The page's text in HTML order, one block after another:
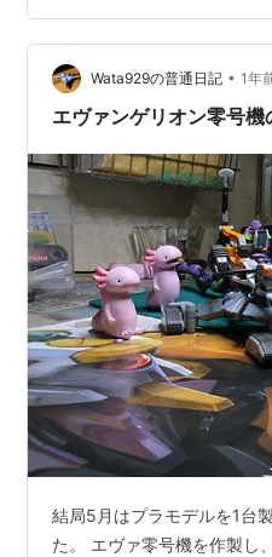
金額が付くだろうが、色々
持っていく事に。 査定結果
¥1,600の金額がつき4つ合
ね。個人…
Wata929の普通日記 • 1年
エヴァンゲリオン零号機
結局5月はプラモデルを1台
た。 エヴァ零号機を作製し